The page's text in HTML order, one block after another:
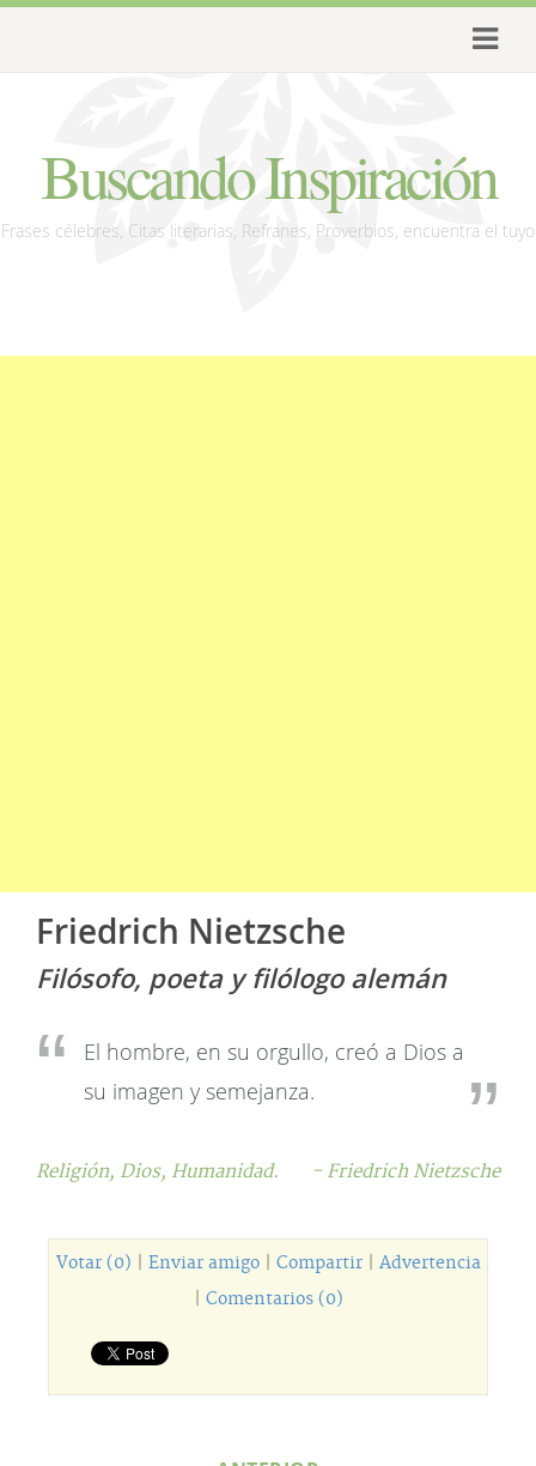
Buscando Inspiración
Frases célebres, Citas literarias, Refranes, Proverbios, encuentra el tuyo
Friedrich Nietzsche
Filósofo, poeta y filólogo alemán
El hombre, en su orgullo, creó a Dios a
su imagen y semejanza.
Religión, Dios, Humanidad. - Friedrich Nietzsche
Votar (0) Enviar amigo| Compartir| Advertencia
Comentarios (0)